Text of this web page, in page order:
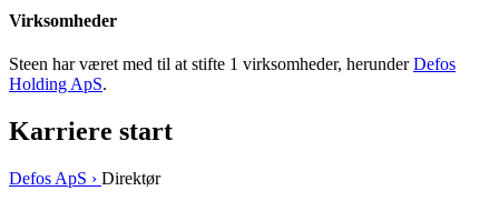
Virksomheder
Steen har været med til at stifte 1 virksomheder, herunderDefos
Holding ApS.
Karriere start
Defos ApS › Direktør